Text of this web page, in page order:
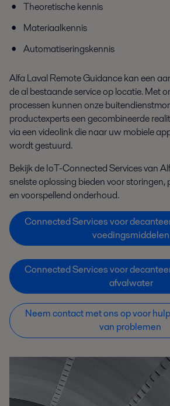
Theoretische kennis
Materiaalkennis
Automatiseringskennis
Alfa Laval Remote Guidance kan een
de al bestaande service op locatie. Met
processen kunnen onze buitendienst
productexperts een gecombineerde
via een videolink die naar uw mobiele
wordt gestuurd.
Bekijk de IoT-Connected Services van
snelste oplossing bieden voor
en voorspellend onderhoud.
Connected Services voor
voedingsmiddelen
Connected Services voor
afvalwater
Neem contact met ons op voor
van problemen